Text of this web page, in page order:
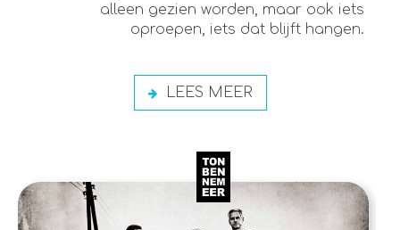
alleen gezien worden, maar ook iets
oproepen, iets dat blijft hangen.
LEES MEER